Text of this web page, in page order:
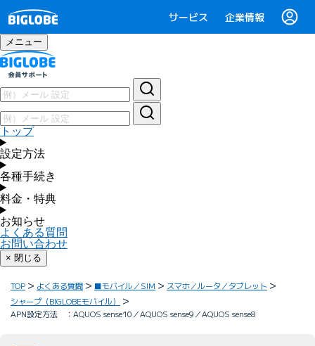
サービス 企業情報
メニュー
トップ
設定方法
各種手続き
料金・特典
お知らせ
よくある質問
お問い合わせ
× 閉じる
TOP よくある質問 ■モバイル／SIM
スマホ／ルータ／タブレット
シャープ（BIGLOBEモバイル）
APN設定方法 ：AQUOS sense10／AQUOS sense9／AQUOS sense8